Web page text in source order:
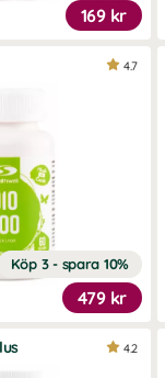
169 kr
Köp 3 - spara 10%
479 kr
4.7
4.2